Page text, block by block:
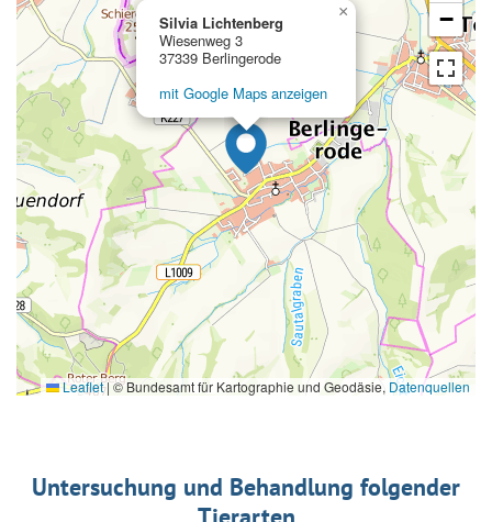
Silvia Lichtenberg
Wiesenweg 3
37339 Berlingerode
mit Google Maps anzeigen
×
−
Leaflet|© Bundesamt für Kartographie und Geodäsie, Datenquellen
Untersuchung und Behandlung folgender